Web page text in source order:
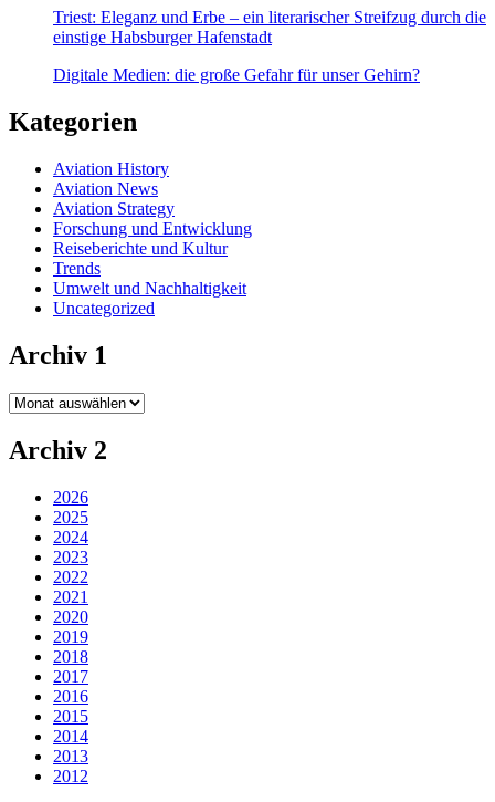
Triest: Eleganz und Erbe – ein literarischer Streifzug durch die
einstige Habsburger Hafenstadt
Digitale Medien: die große Gefahr für unser Gehirn?
Kategorien
Aviation History
Aviation News
Aviation Strategy
Forschung und Entwicklung
Reiseberichte und Kultur
Trends
Umwelt und Nachhaltigkeit
Uncategorized
Archiv 1
Archiv
Archiv 2
2026
2025
2024
2023
2022
2021
2020
2019
2018
2017
2016
2015
2014
2013
2012